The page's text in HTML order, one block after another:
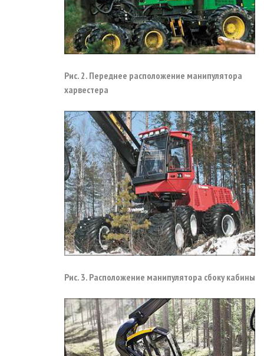
Рис. 2. Переднее расположение манипулятора
харвестера
Рис. 3. Расположение манипулятора сбоку кабины